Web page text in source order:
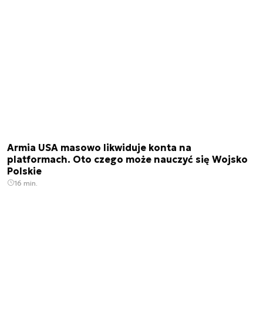
Armia USA masowo likwiduje konta na
platformach. Oto czego może nauczyć się Wojsko
Polskie
16 min.